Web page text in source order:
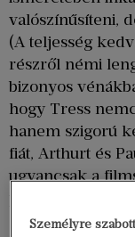
valószínűsíteni,
(A teljesség
részről némi
bizonyos
hogy Tress
hanem szigorú
fiát, Arthurt és
ugyancsak a
Személyre